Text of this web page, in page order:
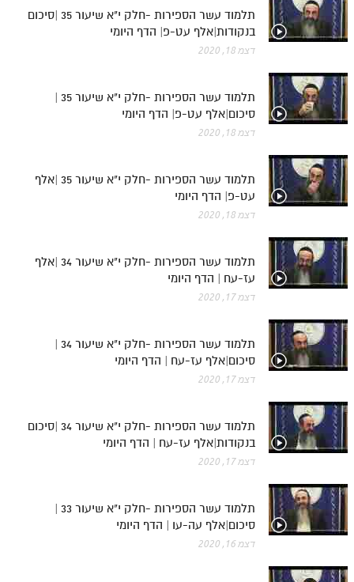
חלק ט"ז
בית שער הכוונות
שידור חי
הזמן סט תע"ס
ספרים להורדה
מנוע חיפוש בספרים
תלמוד עשר הספירות בעיון
תלמוד עשר הספירות חלק א
תע"ס חלק ג' עיון
תלמוד עשר הספירות חלק ד
תלמוד עשר הספירות חלק ה
תלמוד עשר הספירות חלק ו
תלמוד עשר הספירות חלק ז
תלמוד עשר הספירות חלק ט
תלמוד עשר הספירות חלק י
תלמוד עשר הספירות -חלק י"א שיעור 35 |סיכום
בנקודות|אלף עט-פ| הדף היומי
דצמ 18, 2020
תלמוד עשר הספירות -חלק י"א שיעור 35 |
סיכום|אלף עט-פ| הדף היומי
דצמ 18, 2020
תלמוד עשר הספירות -חלק י"א שיעור 35 |אלף
עט-פ| הדף היומי
דצמ 18, 2020
תלמוד עשר הספירות -חלק י"א שיעור 34 |אלף
עז-עח | הדף היומי
דצמ 17, 2020
תלמוד עשר הספירות -חלק י"א שיעור 34 |
סיכום|אלף עז-עח | הדף היומי
דצמ 17, 2020
תלמוד עשר הספירות -חלק י"א שיעור 34 |סיכום
בנקודות|אלף עז-עח | הדף היומי
דצמ 17, 2020
תלמוד עשר הספירות -חלק י"א שיעור 33 |
סיכום|אלף עה-עו | הדף היומי
דצמ 16, 2020